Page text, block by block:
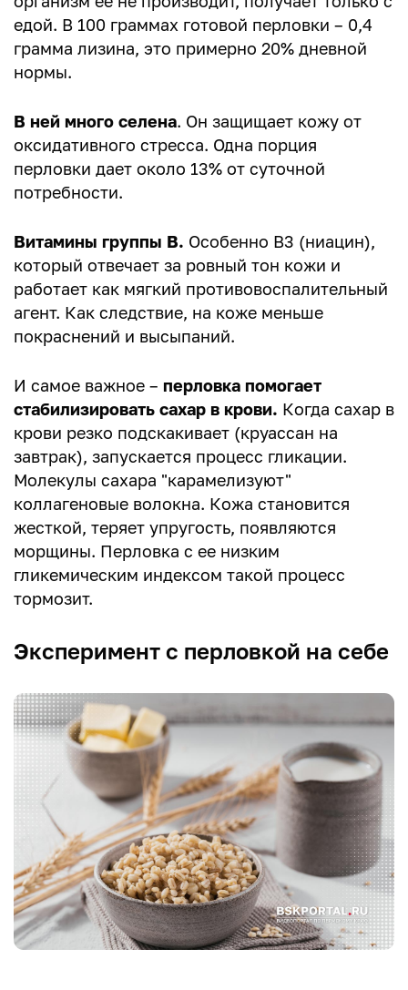
едой. В 100 граммах готовой перловки – 0,4
грамма лизина, это примерно 20% дневной
нормы.
В ней много селена. Он защищает кожу от
оксидативного стресса. Одна порция
перловки дает около 13% от суточной
потребности.
Витамины группы В. Особенно В3 (ниацин),
который отвечает за ровный тон кожи и
работает как мягкий противовоспалительный
агент. Как следствие, на коже меньше
покраснений и высыпаний.
И самое важное – перловка помогает
стабилизировать сахар в крови. Когда сахар в
крови резко подскакивает (круассан на
завтрак), запускается процесс гликации.
Молекулы сахара "карамелизуют"
коллагеновые волокна. Кожа становится
жесткой, теряет упругость, появляются
морщины. Перловка с ее низким
гликемическим индексом такой процесс
тормозит.
Эксперимент с перловкой на себе